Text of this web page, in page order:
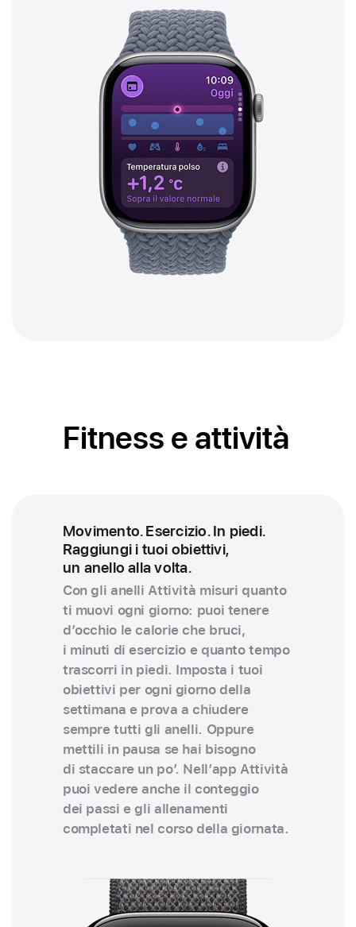
Fitness e attività
Movimento. Esercizio. In piedi.
Raggiungi i tuoi obiettivi,
un anello alla volta.
Con gli anelli Attività misuri quanto
ti muovi ogni giorno: puoi tenere
d’occhio le calorie che bruci,
i minuti di esercizio e quanto tempo
trascorri in piedi. Imposta i tuoi
obiettivi per ogni giorno della
settimana e prova a chiudere
sempre tutti gli anelli. Oppure
mettili in pausa se hai bisogno
di staccare un po’. Nell’app Attività
puoi vedere anche il conteggio
dei passi e gli allenamenti
completati nel corso della giornata.